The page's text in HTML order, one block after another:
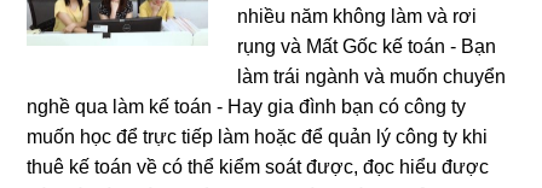
nhiều năm không làm và rơi
rụng và Mất Gốc kế toán - Bạn
làm trái ngành và muốn chuyển
nghề qua làm kế toán - Hay gia đình bạn có công ty
muốn học để trực tiếp làm hoặc để quản lý công ty khi
thuê kế toán về có thể kiểm soát được, đọc hiểu được